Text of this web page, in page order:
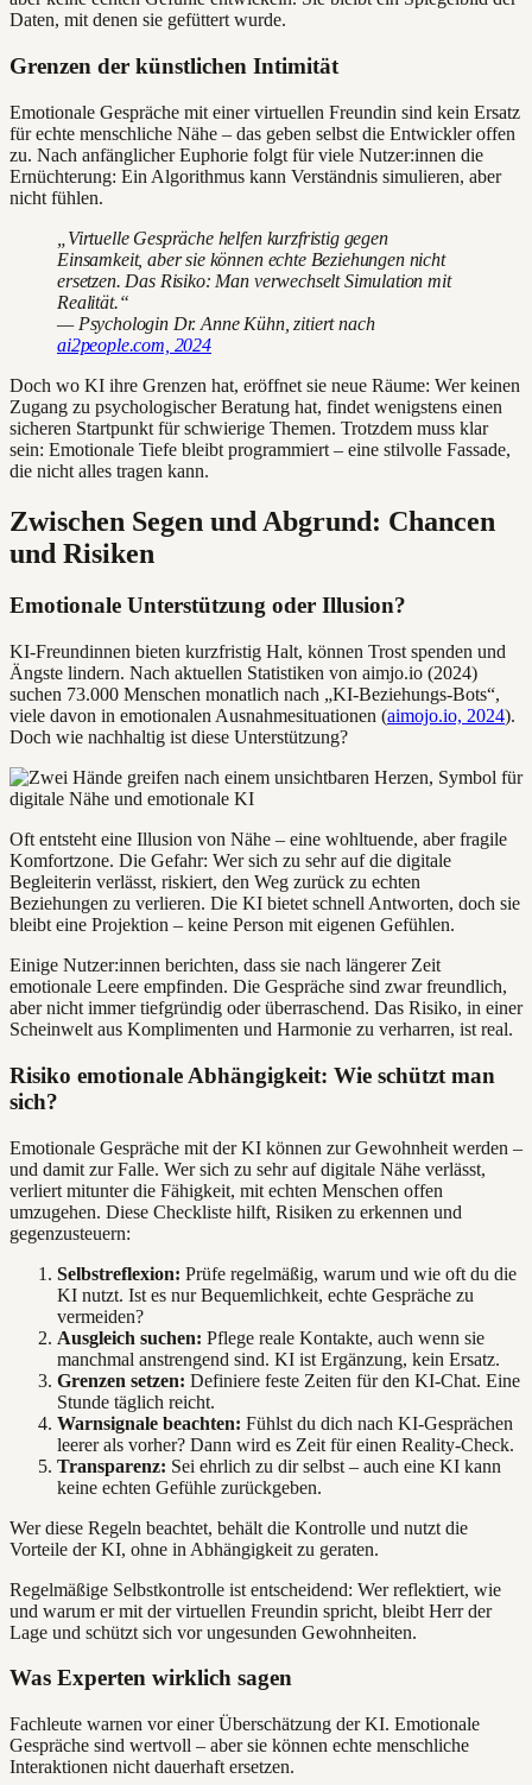
Daten, mit denen sie gefüttert wurde.
Grenzen der künstlichen Intimität
Emotionale Gespräche mit einer virtuellen Freundin sind kein Ersatz
für echte menschliche Nähe – das geben selbst die Entwickler offen
zu. Nach anfänglicher Euphorie folgt für viele Nutzer:innen die
Ernüchterung: Ein Algorithmus kann Verständnis simulieren, aber
nicht fühlen.
„Virtuelle Gespräche helfen kurzfristig gegen
Einsamkeit, aber sie können echte Beziehungen nicht
ersetzen. Das Risiko: Man verwechselt Simulation mit
Realität.“
— Psychologin Dr. Anne Kühn, zitiert nach
ai2people.com, 2024
Doch wo KI ihre Grenzen hat, eröffnet sie neue Räume: Wer keinen
Zugang zu psychologischer Beratung hat, findet wenigstens einen
sicheren Startpunkt für schwierige Themen. Trotzdem muss klar
sein: Emotionale Tiefe bleibt programmiert – eine stilvolle Fassade,
die nicht alles tragen kann.
Zwischen Segen und Abgrund: Chancen
und Risiken
Emotionale Unterstützung oder Illusion?
KI-Freundinnen bieten kurzfristig Halt, können Trost spenden und
Ängste lindern. Nach aktuellen Statistiken von aimjo.io (2024)
suchen 73.000 Menschen monatlich nach „KI-Beziehungs-Bots“,
viele davon in emotionalen Ausnahmesituationen (aimojo.io, 2024).
Doch wie nachhaltig ist diese Unterstützung?
Oft entsteht eine Illusion von Nähe – eine wohltuende, aber fragile
Komfortzone. Die Gefahr: Wer sich zu sehr auf die digitale
Begleiterin verlässt, riskiert, den Weg zurück zu echten
Beziehungen zu verlieren. Die KI bietet schnell Antworten, doch sie
bleibt eine Projektion – keine Person mit eigenen Gefühlen.
Einige Nutzer:innen berichten, dass sie nach längerer Zeit
emotionale Leere empfinden. Die Gespräche sind zwar freundlich,
aber nicht immer tiefgründig oder überraschend. Das Risiko, in einer
Scheinwelt aus Komplimenten und Harmonie zu verharren, ist real.
Risiko emotionale Abhängigkeit: Wie schützt man
sich?
Emotionale Gespräche mit der KI können zur Gewohnheit werden –
und damit zur Falle. Wer sich zu sehr auf digitale Nähe verlässt,
verliert mitunter die Fähigkeit, mit echten Menschen offen
umzugehen. Diese Checkliste hilft, Risiken zu erkennen und
gegenzusteuern:
Selbstreflexion: Prüfe regelmäßig, warum und wie oft du die
KI nutzt. Ist es nur Bequemlichkeit, echte Gespräche zu
vermeiden?
Ausgleich suchen: Pflege reale Kontakte, auch wenn sie
manchmal anstrengend sind. KI ist Ergänzung, kein Ersatz.
Grenzen setzen: Definiere feste Zeiten für den KI-Chat. Eine
Stunde täglich reicht.
Warnsignale beachten: Fühlst du dich nach KI-Gesprächen
leerer als vorher? Dann wird es Zeit für einen Reality-Check.
Transparenz: Sei ehrlich zu dir selbst – auch eine KI kann
keine echten Gefühle zurückgeben.
Wer diese Regeln beachtet, behält die Kontrolle und nutzt die
Vorteile der KI, ohne in Abhängigkeit zu geraten.
Regelmäßige Selbstkontrolle ist entscheidend: Wer reflektiert, wie
und warum er mit der virtuellen Freundin spricht, bleibt Herr der
Lage und schützt sich vor ungesunden Gewohnheiten.
Was Experten wirklich sagen
Fachleute warnen vor einer Überschätzung der KI. Emotionale
Gespräche sind wertvoll – aber sie können echte menschliche
Interaktionen nicht dauerhaft ersetzen.